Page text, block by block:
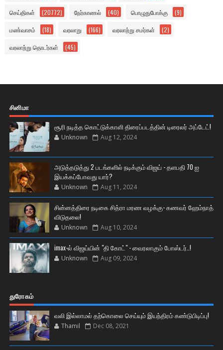
செய்திகள் (20772) நேர்காணல் (40) பொழுதுபோக்கு (9)
மண்வாசம் (18) வரலாறு (166) வரலாற்று சமர்கள் (2)
வரலாற்று தொடர்கள் (45)
சினிமா
சூரி நடித்த கொட்டுக்காளி திரைப்படத்தின் டிரைலர் அப்டேட்!
Unknown Aug 12, 2024
அடுத்தடுத்து 2 படங்களில் நடிக்கும் விஜய் - தளபதி 70 ஐ
இயக்கப்போவது யார்?
Unknown Aug 11, 2024
சின்னத்திரை நடிகை சித்ரா மரண வழக்கு- கணவர் ஹேம்நாத்
விடுதலை!
Unknown Aug 10, 2024
imax-ல் விஜய்யின் "தி கோட்" - வைரலாகும் போஸ்டர்..!
Unknown Aug 09, 2024
துரோகம்
வலி இல்லாமல் தற்கொலை செய்யும் இயந்திரம் கண்டுபிடிப்பு!
Thamil Dec 08, 2021